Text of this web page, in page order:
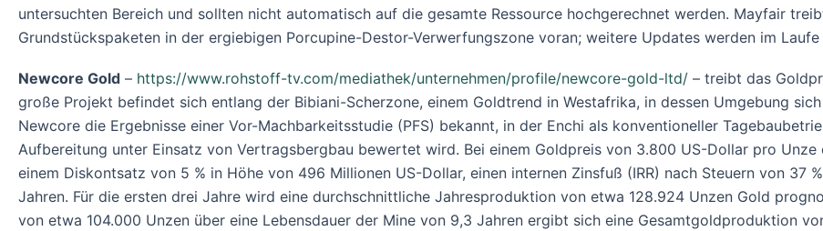
untersuchten Bereich und sollten nicht automatisch auf die gesamte Ressource hochgerechnet werden. Mayfair
Grundstückspaketen in der ergiebigen Porcupine-Destor-Verwerfungszone voran; weitere Updates werden im
Newcore Gold – https://www.rohstoff-tv.com/mediathek/unternehmen/profile/newcore-gold-ltd/ – treibt das
große Projekt befindet sich entlang der Bibiani-Scherzone, einem Goldtrend in Westafrika, in dessen Umgebung
Newcore die Ergebnisse einer Vor-Machbarkeitsstudie (PFS) bekannt, in der Enchi als konventioneller
Aufbereitung unter Einsatz von Vertragsbergbau bewertet wird. Bei einem Goldpreis von 3.800 US-Dollar pro
einem Diskontsatz von 5 % in Höhe von 496 Millionen US-Dollar, einen internen Zinsfuß (IRR) nach Steuern von 37
Jahren. Für die ersten drei Jahre wird eine durchschnittliche Jahresproduktion von etwa 128.924 Unzen Gold
von etwa 104.000 Unzen über eine Lebensdauer der Mine von 9,3 Jahren ergibt sich eine Gesamtgoldproduktion